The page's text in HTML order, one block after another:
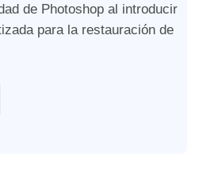
de Photoshop al introducir
para la restauración de